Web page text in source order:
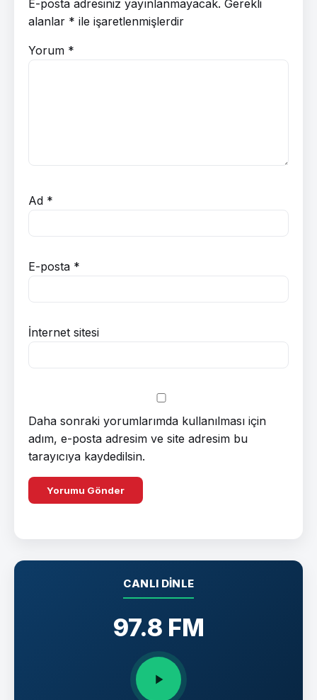
E-posta adresiniz yayınlanmayacak. Gerekli
alanlar * ile işaretlenmişlerdir
Yorum *
Ad *
E-posta *
İnternet sitesi
Daha sonraki yorumlarımda kullanılması için
adım, e-posta adresim ve site adresim bu
tarayıcıya kaydedilsin.
CANLI DINLE
97.8 FM